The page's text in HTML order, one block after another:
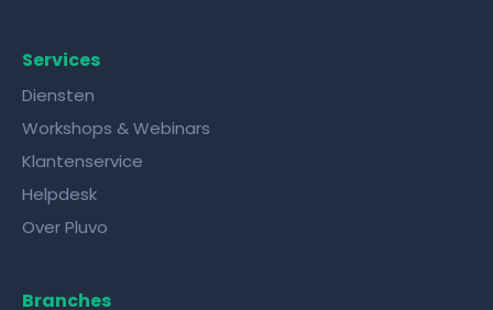
Services
Diensten
Workshops & Webinars
Klantenservice
Helpdesk
Over Pluvo
Branches